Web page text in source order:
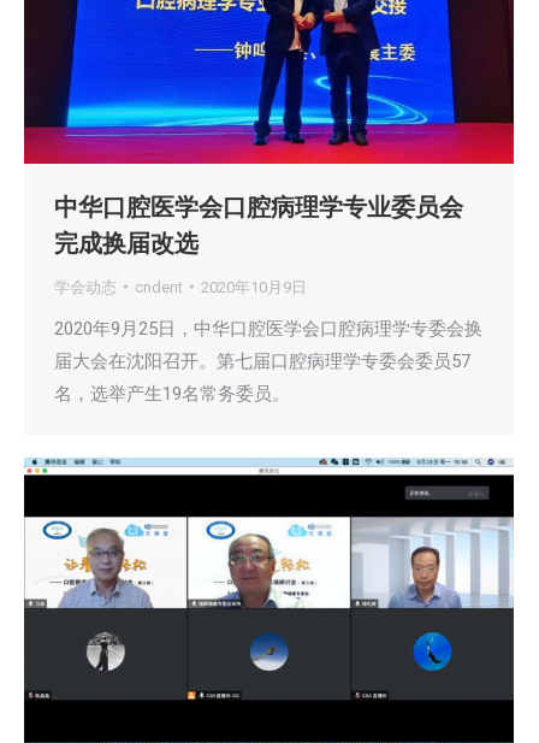
中华口腔医学会口腔病理学专业委员会
完成换届改选
学会动态 cndent 2020年10月9日
2020年9月25日，中华口腔医学会口腔病理学专委会换
届大会在沈阳召开。第七届口腔病理学专委会委员57
名，选举产生19名常务委员。